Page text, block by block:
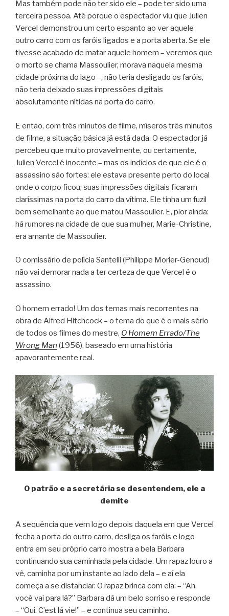
Mas também pode não ter sido ele – pode ter sido uma
terceira pessoa. Até porque o espectador viu que Julien
Vercel demonstrou um certo espanto ao ver aquele
outro carro com os faróis ligados e a porta aberta. Se ele
tivesse acabado de matar aquele homem – veremos que
o morto se chama Massoulier, morava naquela mesma
cidade próxima do lago –, não teria desligado os faróis,
não teria deixado suas impressões digitais
absolutamente nítidas na porta do carro.
E então, com três minutos de filme, míseros três minutos
de filme, a situação básica já está dada. O espectador já
percebeu que muito provavelmente, ou certamente,
Julien Vercel é inocente – mas os indícios de que ele é o
assassino são fortes: ele estava presente perto do local
onde o corpo ficou; suas impressões digitais ficaram
claríssimas na porta do carro da vítima. Ele tinha um fuzil
bem semelhante ao que matou Massoulier. E, pior ainda:
há rumores na cidade de que sua mulher, Marie-Christine,
era amante de Massoulier.
O comissário de polícia Santelli (Philippe Morier-Genoud)
não vai demorar nada a ter certeza de que Vercel é o
assassino.
O homem errado! Um dos temas mais recorrentes na
obra de Alfred Hitchcock – o tema do que é o mais sério
de todos os filmes do mestre, O Homem Errado/The
Wrong Man (1956), baseado em uma história
apavorantemente real.
O patrão e a secretária se desentendem, ele a
demite
A sequência que vem logo depois daquela em que Vercel
fecha a porta do outro carro, desliga os faróis e logo
entra em seu próprio carro mostra a bela Barbara
continuando sua caminhada pela cidade. Um rapaz louro a
vê, caminha por um instante ao lado dela – e aí ela
começa a se distanciar. O rapaz brinca com ela: – “Ah,
você vai para lá?” Barbara dá um belo sorriso e responde
– “Oui. C’est lá vie!” – e continua seu caminho.